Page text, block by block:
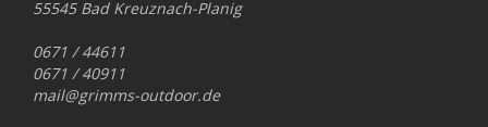
55545 Bad Kreuznach-Planig
0671 / 44611
0671 / 40911
mail@grimms-outdoor.de